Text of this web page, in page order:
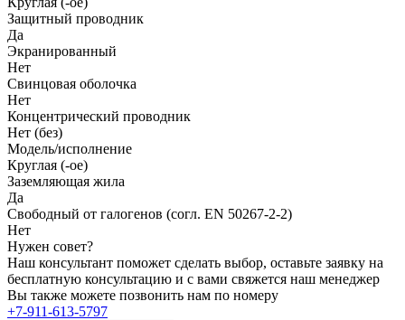
Защитный проводник
Да
Экранированный
Нет
Свинцовая оболочка
Нет
Концентрический проводник
Нет (без)
Модель/исполнение
Круглая (-ое)
Заземляющая жила
Да
Свободный от галогенов (согл. EN 50267-2-2)
Нет
Нужен совет?
Наш консультант поможет сделать выбор, оставьте заявку на
бесплатную консультацию и с вами свяжется наш менеджер
Вы также можете позвонить нам по номеру
+7-911-613-5797